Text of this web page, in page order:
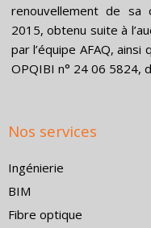
renouvellement de sa
2015, obtenu suite à
par l’équipe AFAQ, ainsi
OPQIBI n° 24 06 5824,
Nos services
Ingénierie
BIM
Fibre optique